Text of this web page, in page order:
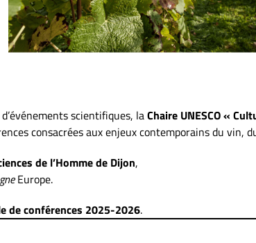
scientifiques, laChaire UNESCO «
consacrées aux enjeux contemporains du vin,
de l’Homme de Dijon,
Europe.
de conférences 2025-2026.